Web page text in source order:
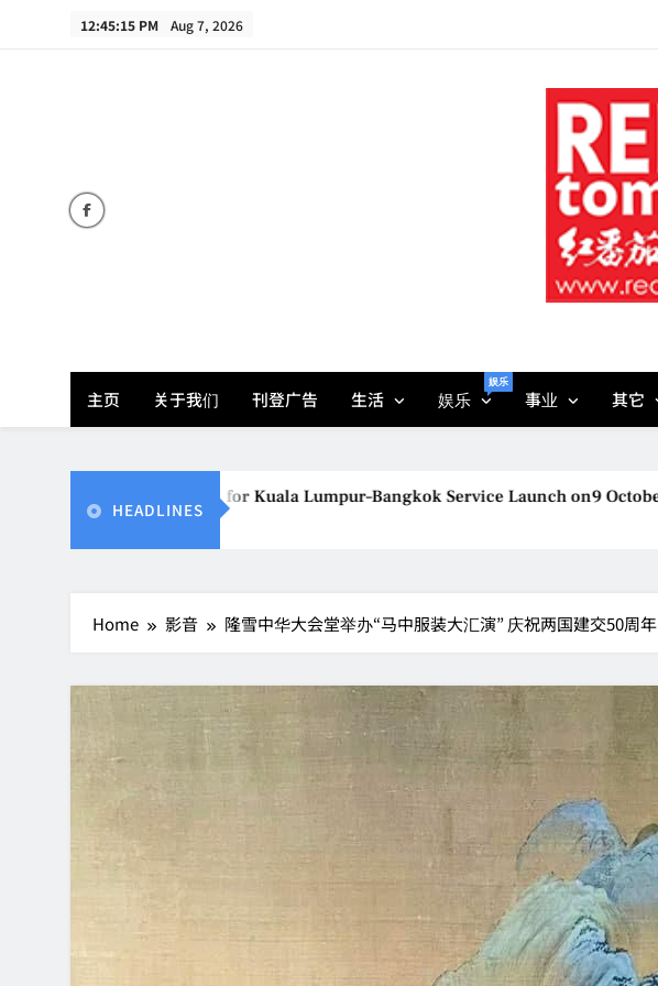
12:45:17 PM Aug 7, 2026
主页 关于我们 刊登广告 生活 娱乐
娱乐
事业 其它
HEADLINES
Gears Up for Kuala Lumpur–Bangkok Service Launch on9 October
Home 影音 隆雪中华大会堂举办“马中服装大汇演” 庆祝两国建交50周年